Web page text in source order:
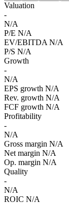
Valuation
-
N/A
P/E N/A
EV/EBITDA N/A
P/S N/A
Growth
-
N/A
EPS growth N/A
Rev. growth N/A
FCF growth N/A
Profitability
-
N/A
Gross margin N/A
Net margin N/A
Op. margin N/A
Quality
-
N/A
ROIC N/A